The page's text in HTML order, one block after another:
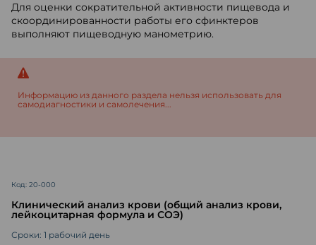
Для оценки сократительной активности пищевода и
скоординированности работы его сфинктеров
выполняют пищеводную манометрию.
Информацию из данного раздела нельзя использовать для
самодиагностики и самолечения...
Код: 20-000
Клинический анализ крови (общий анализ крови,
лейкоцитарная формула и СОЭ)
Сроки: 1 рабочий день